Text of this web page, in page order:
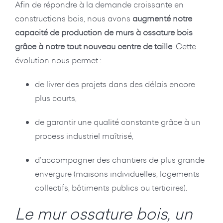
Afin de répondre à la demande croissante en
constructions bois, nous avons augmenté notre
capacité de production de murs à ossature bois
grâce à notre tout nouveau centre de taille. Cette
évolution nous permet :
de livrer des projets dans des délais encore
plus courts,
de garantir une qualité constante grâce à un
process industriel maîtrisé,
d’accompagner des chantiers de plus grande
envergure (maisons individuelles, logements
collectifs, bâtiments publics ou tertiaires).
Le mur ossature bois, un